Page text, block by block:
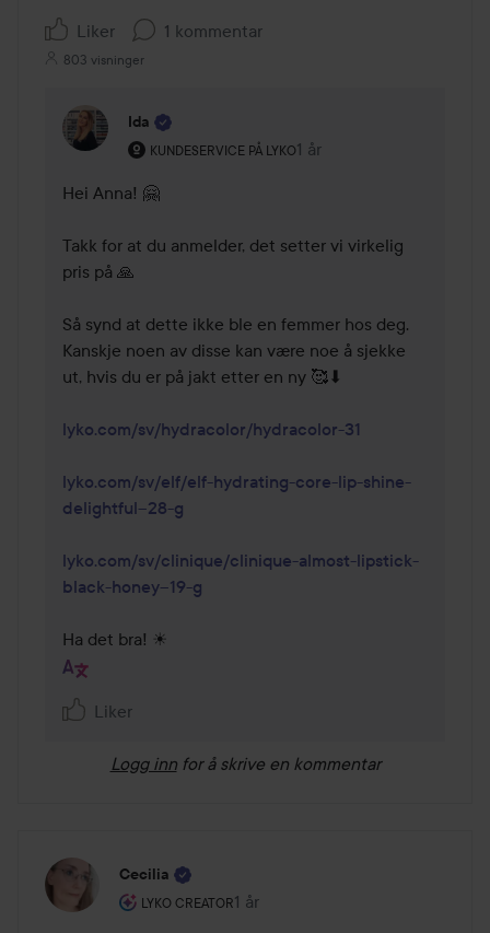
Liker 1 kommentar
803 visninger
Ida
KUNDESERVICE PÅ LYKO
Brukerens rolle: Kundeservice på Lyko.
1 år
Kommentaren lades 1 år
Hei Anna! 🤗
Takk for at du anmelder, det setter vi virkelig
pris på 🙏
Så synd at dette ikke ble en femmer hos deg.
Kanskje noen av disse kan være noe å sjekke
ut, hvis du er på jakt etter en ny 🥰⬇
lyko.com/sv/hydracolor/hydracolor-31
lyko.com/sv/elf/elf-hydrating-core-lip-shine-
delightful--28-g
lyko.com/sv/clinique/clinique-almost-lipstick-
black-honey--19-g
Ha det bra! ☀
Liker
Logg inn for å skrive en kommentar
Cecilia
LYKO CREATOR
Brukerens rolle: Lyko Creator.
1 år
Innlegget ble opprettet 1 år